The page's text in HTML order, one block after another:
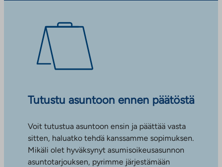
Tutustu asuntoon ennen päätöstä
Voit tutustua asuntoon ensin ja päättää vasta
sitten, haluatko tehdä kanssamme sopimuksen.
Mikäli olet hyväksynyt asumisoikeusasunnon
asuntotarjouksen, pyrimme järjestämään